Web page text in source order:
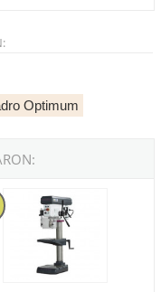
Optimum
DH 28 FT